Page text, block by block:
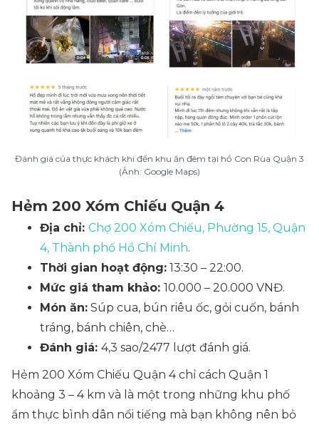
Đánh giá của thực khách khi đến khu ăn đêm tại hồ Con Rùa Quận 3
(Ảnh: Google Maps)
Hẻm 200 Xóm Chiếu Quận 4
Địa chỉ: Chợ 200 Xóm Chiếu, Phường 15, Quận
4, Thành phố Hồ Chí Minh.
Thời gian hoạt động: 13:30 – 22:00.
Mức giá tham khảo: 10.000 – 20.000 VNĐ.
Món ăn: Súp cua, bún riêu ốc, gỏi cuốn, bánh
tráng, bánh chiên, chè…
Đánh giá: 4,3 sao/2477 lượt đánh giá.
Hẻm 200 Xóm Chiếu Quận 4 chỉ cách Quận 1
khoảng 3 – 4 km và là một trong những khu phố
ẩm thực bình dân nổi tiếng mà bạn không nên bỏ